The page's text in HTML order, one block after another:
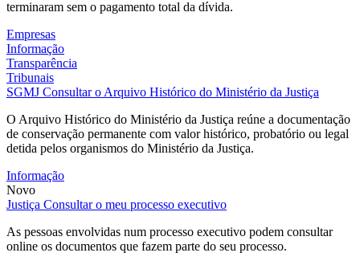
terminaram sem o pagamento total da dívida.
Empresas
Informação
Transparência
Tribunais
SGMJ Consultar o Arquivo Histórico do Ministério da Justiça
O Arquivo Histórico do Ministério da Justiça reúne a documentação
de conservação permanente com valor histórico, probatório ou legal
detida pelos organismos do Ministério da Justiça.
Informação
Novo
Justiça Consultar o meu processo executivo
As pessoas envolvidas num processo executivo podem consultar
online os documentos que fazem parte do seu processo.